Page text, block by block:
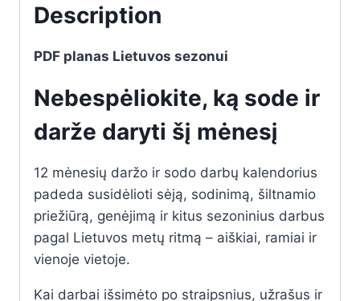
Description
PDF planas Lietuvos sezonui
Nebespėliokite, ką sode ir
darže daryti šį mėnesį
12 mėnesių daržo ir sodo darbų kalendorius
padeda susidėlioti sėją, sodinimą, šiltnamio
priežiūrą, genėjimą ir kitus sezoninius darbus
pagal Lietuvos metų ritmą – aiškiai, ramiai ir
vienoje vietoje.
Kai darbai išsimėto po straipsnius, užrašus ir